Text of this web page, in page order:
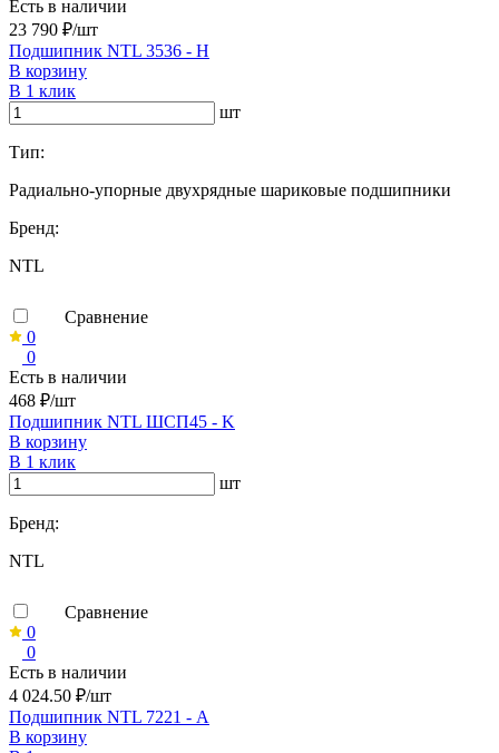
Есть в наличии
23 790 ₽/шт
Подшипник NTL 3536 - H
В корзину
В 1 клик
шт
Тип:
Радиально-упорные двухрядные шариковые подшипники
Бренд:
NTL
Сравнение
0
0
Есть в наличии
468 ₽/шт
Подшипник NTL ШСП45 - K
В корзину
В 1 клик
шт
Бренд:
NTL
Сравнение
0
0
Есть в наличии
4 024.50 ₽/шт
Подшипник NTL 7221 - А
В корзину